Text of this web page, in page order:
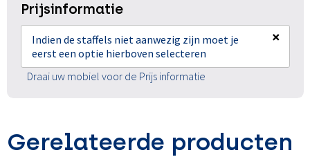
Prijsinformatie
Indien de staffels niet aanwezig zijn moet je
eerst een optie hierboven selecteren
×
Draai uw mobiel voor de Prijs informatie
Gerelateerde producten